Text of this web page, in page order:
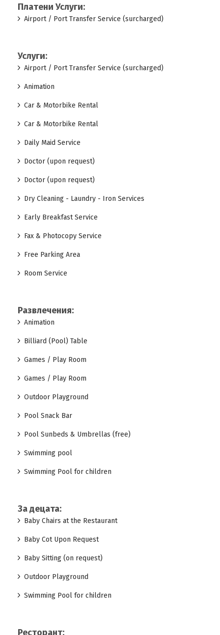
Платени Услуги:
Airport / Port Transfer Service (surcharged)
Услуги:
Airport / Port Transfer Service (surcharged)
Animation
Car & Motorbike Rental
Car & Motorbike Rental
Daily Maid Service
Doctor (upon request)
Doctor (upon request)
Dry Cleaning - Laundry - Iron Services
Early Breakfast Service
Fax & Photocopy Service
Free Parking Area
Room Service
Развлечения:
Animation
Billiard (Pool) Table
Games / Play Room
Games / Play Room
Outdoor Playground
Pool Snack Bar
Pool Sunbeds & Umbrellas (free)
Swimming pool
Swimming Pool for children
За децата:
Baby Chairs at the Restaurant
Baby Cot Upon Request
Baby Sitting (on request)
Outdoor Playground
Swimming Pool for children
Ресторант: